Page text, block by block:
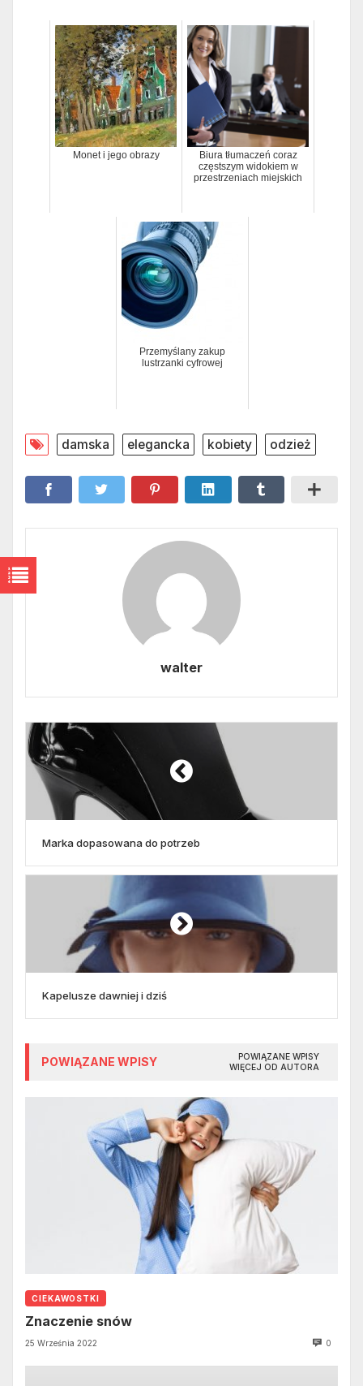
Monet i jego obrazy
Biura tłumaczeń coraz
częstszym widokiem w
przestrzeniach miejskich
Przemyślany zakup
lustrzanki cyfrowej
damska elegancka kobiety odzież
walter
Marka dopasowana do potrzeb
Kapelusze dawniej i dziś
POWIĄZANE WPISY
POWIĄZANE WPISY
WIĘCEJ OD AUTORA
CIEKAWOSTKI
Znaczenie snów
25 Września 2022 0